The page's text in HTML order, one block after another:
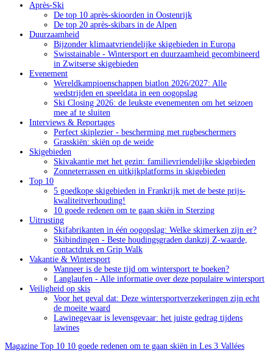
Après-Ski
De top 10 après-skioorden in Oostenrijk
De top 20 après-skibars in de Alpen
Duurzaamheid
Bijzonder klimaatvriendelijke skigebieden in Europa
Swisstainable - Wintersport en duurzaamheid gecombineerd
in Zwitserse skigebieden
Evenement
Wereldkampioenschappen biatlon 2026/2027: Alle
wedstrijden en speeldata in een oogopslag
Ski Closing 2026: de leukste evenementen om het seizoen
mee af te sluiten
Interviews & Reportages
Perfect skiplezier - bescherming met rugbeschermers
Grasskiën: skiën op de weide
Skigebieden
Skivakantie met het gezin: familievriendelijke skigebieden
Zonneterrassen en uitkijkplatforms in skigebieden
Top 10
5 goedkope skigebieden in Frankrijk met de beste prijs-
kwaliteitverhouding!
10 goede redenen om te gaan skiën in Sterzing
Uitrusting
Skifabrikanten in één oogopslag: Welke skimerken zijn er?
Skibindingen - Beste houdingsgraden dankzij Z-waarde,
contactdruk en Grip Walk
Vakantie & Wintersport
Wanneer is de beste tijd om wintersport te boeken?
Langlaufen - Alle informatie over deze populaire wintersport
Veiligheid op skis
Voor het geval dat: Deze wintersportverzekeringen zijn echt
de moeite waard
Lawinegevaar is levensgevaar: het juiste gedrag tijdens
lawines
Magazine Top 10 10 goede redenen om te gaan skiën in Les 3 Vallées